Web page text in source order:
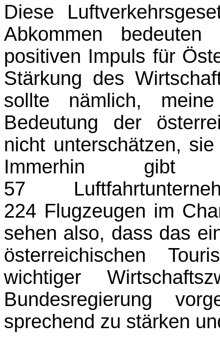
Diese
Abkommen
positiven Impuls für
Stärkung des
sollte nämlich,
Bedeutung der
nicht unterschätzen,
Immerhin
57
224 Flugzeugen im
sehen also, dass das
österreichischen
wichti­ger
Bundesregierung
sprechend zu stärken